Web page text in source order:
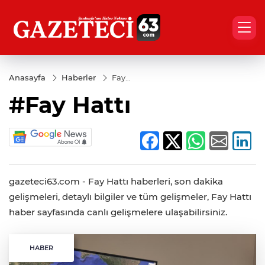
Anasayfa Haberler
Fay
#Fay Hattı
gazeteci63.com - Fay Hattı haberleri, son dakika
gelişmeleri, detaylı bilgiler ve tüm gelişmeler, Fay Hattı
haber sayfasında canlı gelişmelere ulaşabilirsiniz.
HABER